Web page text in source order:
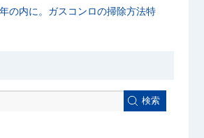
の内に。ガスコンロの掃除方法特
検索